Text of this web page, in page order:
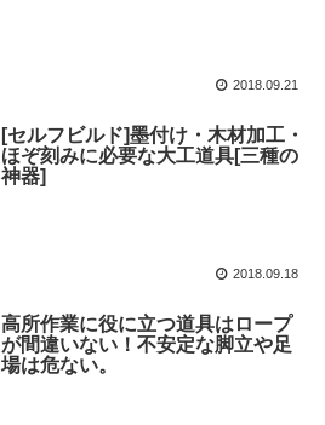
2018.09.21
[セルフビルド]墨付け・木材加工・
ほぞ刻みに必要な大工道具[三種の
神器]
2018.09.18
高所作業に役に立つ道具はロープ
が間違いない！不安定な脚立や足
場は危ない。